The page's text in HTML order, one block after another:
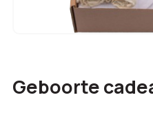
Geboorte